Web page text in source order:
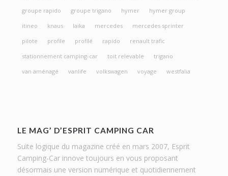
groupe rapido
groupe trigano hymer
hymer group
itineo
knaus laika mercedes
mercedes sprinter
pilote
profile profilé rapido
renault trafic
stationnement camping-car
toit relevable
trigano
van aménagé
vanlife volkswagen voyage westfalia
LE MAG’ D’ESPRIT CAMPING CAR
Suite logique du magazine créé en mars 2007, Esprit
Camping-Car innove toujours en vous proposant
désormais une version numérique et quotidiennement